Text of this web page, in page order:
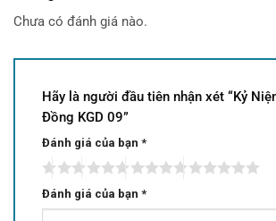
Chưa có đánh giá nào.
Hãy là người đầu tiên nhận xét “Kỷ
Đồng KGD 09”
Đánh giá của bạn *
Đánh giá của bạn *